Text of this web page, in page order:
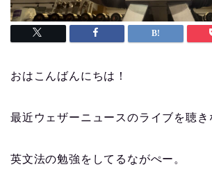
おはこんばんにちは！
最近ウェザーニュースのライブを聴き
英文法の勉強をしてるながぺー。